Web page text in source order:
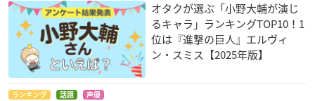
オタクが選ぶ「小野大輔が演じ
るキャラ」ランキングTOP10！1
位は『進撃の巨人』エルヴィ
ン・スミス【2025年版】
ランキング 話題 声優